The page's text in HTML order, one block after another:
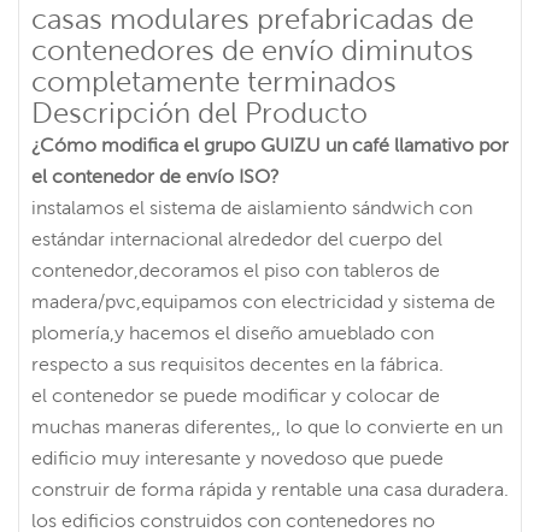
casas modulares prefabricadas de
contenedores de envío diminutos
completamente terminados
Descripción del Producto
¿Cómo modifica el grupo GUIZU un café llamativo por
el contenedor de envío ISO?
instalamos el sistema de aislamiento sándwich con
estándar internacional alrededor del cuerpo del
contenedor,decoramos el piso con tableros de
madera/pvc,equipamos con electricidad y sistema de
plomería,y hacemos el diseño amueblado con
respecto a sus requisitos decentes en la fábrica.
el contenedor se puede modificar y colocar de
muchas maneras diferentes,, lo que lo convierte en un
edificio muy interesante y novedoso que puede
construir de forma rápida y rentable una casa duradera.
los edificios construidos con contenedores no